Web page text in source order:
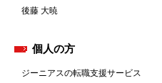
後藤 大暁
個人の方
ジーニアスの転職支援サービス